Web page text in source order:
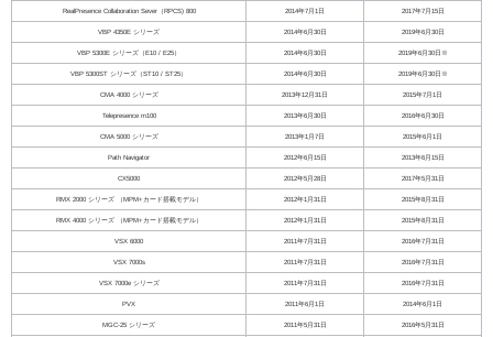
RealPresence Collaboration Sever（RPCS) 800 2014年7月1日 2017年7月15日
VBP 4350E シリーズ 2014年6月30日 2019年6月30日
VBP 5300E シリーズ（E10 / E25） 2014年6月30日 2019年6月30日※
VBP 5300ST シリーズ（ST10 / ST25） 2014年6月30日 2019年6月30日※
CMA 4000 シリーズ 2013年12月31日 2015年7月1日
Telepresence m100 2013年6月30日 2016年6月30日
CMA 5000 シリーズ 2013年1月7日 2015年6月1日
Path Navigator 2012年6月15日 2013年6月15日
CX5000 2012年5月28日 2017年5月31日
RMX 2000 シリーズ （MPM+カード搭載モデル） 2012年1月31日 2015年8月31日
RMX 4000 シリーズ （MPM+カード搭載モデル） 2012年1月31日 2015年8月31日
VSX 6000 2011年7月31日 2016年7月31日
VSX 7000s 2011年7月31日 2016年7月31日
VSX 7000e シリーズ 2011年7月31日 2016年7月31日
PVX 2011年6月1日 2014年6月1日
MGC-25 シリーズ 2011年5月31日 2016年5月31日